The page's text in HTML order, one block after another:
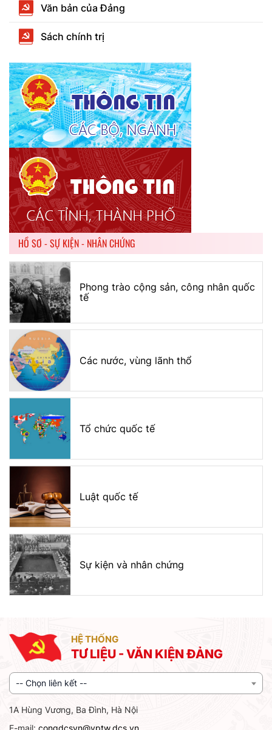
Văn bản của Đảng
Sách chính trị
HỒ SƠ - SỰ KIỆN - NHÂN CHỨNG
Phong trào cộng sản, công nhân quốc
tế
Các nước, vùng lãnh thổ
Tổ chức quốc tế
Luật quốc tế
Sự kiện và nhân chứng
HỆ THỐNG
TƯ LIỆU - VĂN KIỆN ĐẢNG
-- Chọn liên kết --
1A Hùng Vương, Ba Đình, Hà Nội